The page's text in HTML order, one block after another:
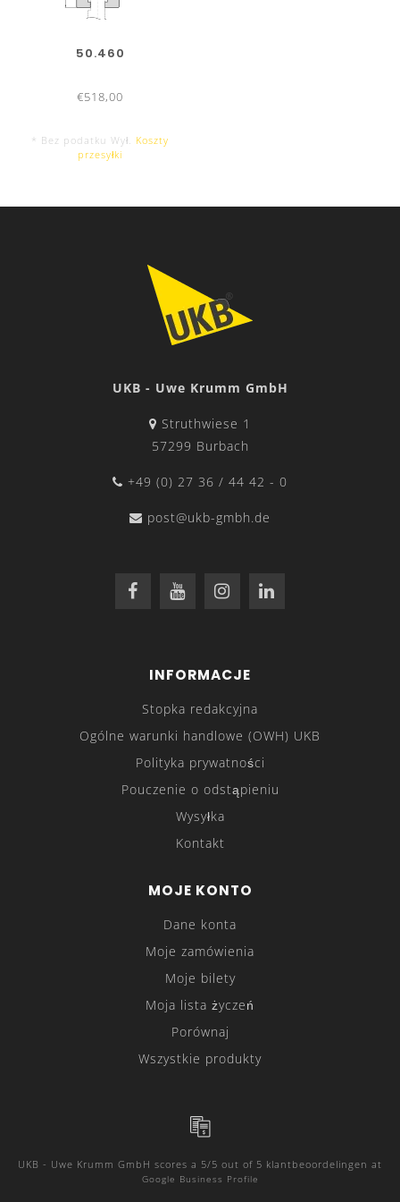
50.460
€518,00
* Bez podatku Wył. Koszty
przesyłki
UKB - Uwe Krumm GmbH
Struthwiese 1
57299 Burbach
+49 (0) 27 36 / 44 42 - 0
post@ukb-gmbh.de
INFORMACJE
Stopka redakcyjna
Ogólne warunki handlowe (OWH) UKB
Polityka prywatności
Pouczenie o odstąpieniu
Wysyłka
Kontakt
MOJE KONTO
Dane konta
Moje zamówienia
Moje bilety
Moja lista życzeń
Porównaj
Wszystkie produkty
UKB - Uwe Krumm GmbH scores a 5/5 out of 5 klantbeoordelingen at
Google Business Profile